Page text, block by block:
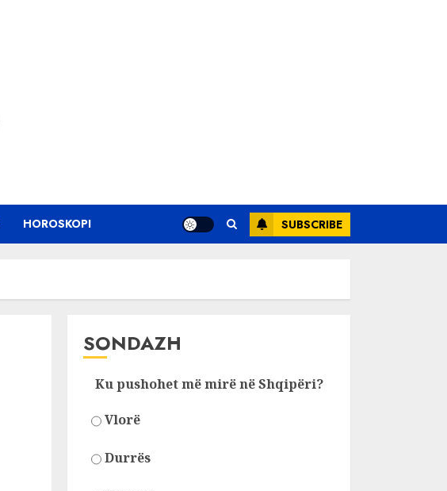
HOROSKOPI SUBSCRIBE
SONDAZH
Ku pushohet më mirë në Shqipëri?
Vlorë
Durrës